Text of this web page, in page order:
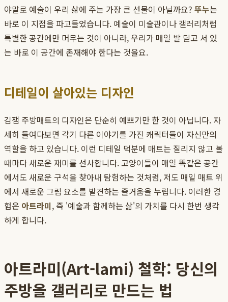
야말로 예술이 우리 삶에 주는 가장 큰 선물이 아닐까요? 뚜누는
바로 이 지점을 파고들었습니다. 예술이 미술관이나 갤러리처럼
특별한 공간에만 머무는 것이 아니라, 우리가 매일 발 딛고 서 있
는 바로 이 공간에 존재해야 한다는 것을요.
디테일이 살아있는 디자인
김잼 주방매트의 디자인은 단순히 예쁘기만 한 것이 아닙니다. 자
세히 들여다보면 각기 다른 이야기를 가진 캐릭터들이 자신만의
역할을 하고 있습니다. 이런 디테일 덕분에 매트는 질리지 않고 볼
때마다 새로운 재미를 선사합니다. 고양이들이 매일 똑같은 공간
에서도 새로운 구석을 찾아내 탐험하는 것처럼, 저도 매일 매트 위
에서 새로운 그림 요소를 발견하는 즐거움을 누립니다. 이러한 경
험은 아트라미, 즉 '예술과 함께하는 삶'의 가치를 다시 한번 생각
하게 합니다.
아트라미(Art-lami) 철학: 당신의
주방을 갤러리로 만드는 법